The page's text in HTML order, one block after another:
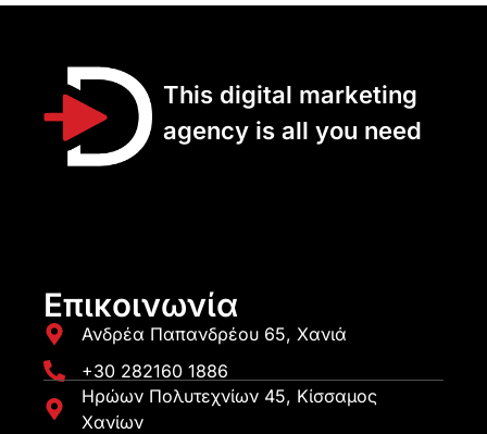
This digital marketing
agency is all you need
Επικοινωνία
Ανδρέα Παπανδρέου 65, Χανιά
+30 282160 1886
Ηρώων Πολυτεχνίων 45, Κίσσαμος
Χανίων